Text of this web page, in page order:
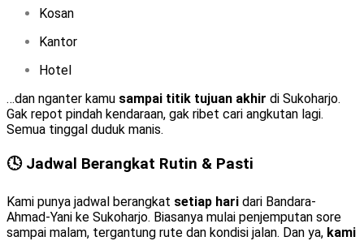
Kosan
Kantor
Hotel
…dan nganter kamu sampai titik tujuan akhir di Sukoharjo.
Gak repot pindah kendaraan, gak ribet cari angkutan lagi.
Semua tinggal duduk manis.
🕓 Jadwal Berangkat Rutin & Pasti
Kami punya jadwal berangkat setiap hari dari Bandara-
Ahmad-Yani ke Sukoharjo. Biasanya mulai penjemputan sore
sampai malam, tergantung rute dan kondisi jalan. Dan ya, kami